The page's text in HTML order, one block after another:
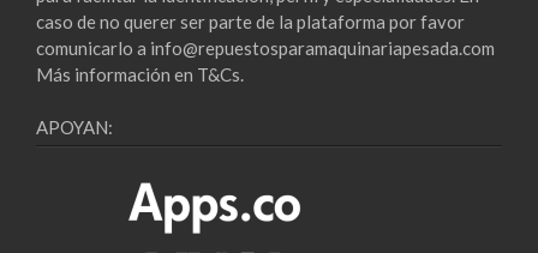
caso de no querer ser parte de la plataforma por favor
comunicarlo a info@repuestosparamaquinariapesada.com
Más información en T&Cs.
APOYAN: